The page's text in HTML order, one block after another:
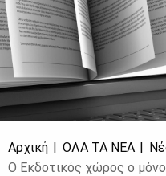
Αρχική ΌΛΑ ΤΑ ΝΈΑ
Ο Εκδοτικός χώρος ο